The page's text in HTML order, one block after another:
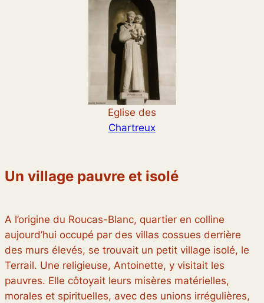
Eglise des
Chartreux
Un village pauvre et isolé
A l’origine du Roucas-Blanc, quartier en colline
aujourd’hui occupé par des villas cossues derrière
des murs élevés, se trouvait un petit village isolé, le
Terrail. Une religieuse, Antoinette, y visitait les
pauvres. Elle côtoyait leurs misères matérielles,
morales et spirituelles, avec des unions irrégulières,